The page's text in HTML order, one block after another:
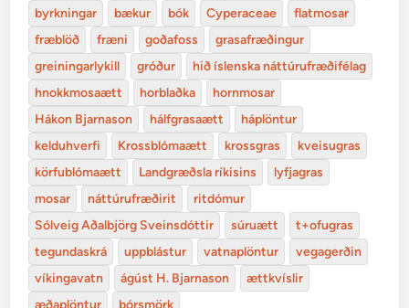
byrkningar
bækur bók Cyperaceae
flatmosar
fræblöð
fræni goðafoss
grasafræðingur
greiningarlykill
gróður
hið íslenska náttúrufræðifélag
hnokkmosaætt
horblaðka
hornmosar
Hákon Bjarnason
hálfgrasaætt
háplöntur
kelduhverfi
Krossblómaætt krossgras
kveisugras
körfublómaætt
Landgræðsla ríkisins
lyfjagras
mosar
náttúrufræðirit
ritdómur
Sólveig Aðalbjörg Sveinsdóttir
súruætt
t+ofugras
tegundaskrá
uppblástur vatnaplöntur
vegagerðin
víkingavatn
ágúst H. Bjarnason
ættkvíslir
æðaplöntur
þórsmörk